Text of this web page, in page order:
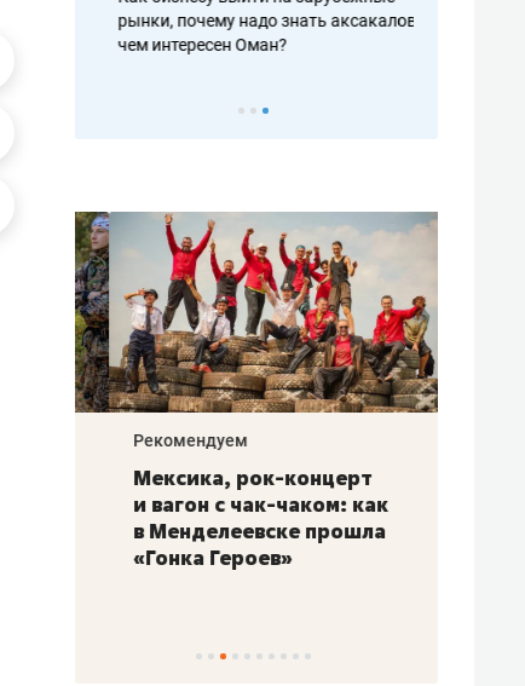
рынки, почему надо знать аксакалов и
чем интересен Оман?
Рекомендуем
Мексика, рок-концерт
и вагон с чак-чаком: как
в Менделеевске прошла
«Гонка Героев»